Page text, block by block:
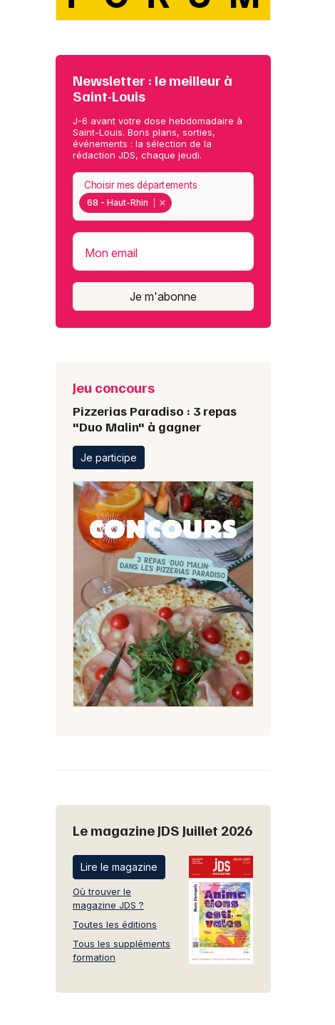
Newsletter : le meilleur à
Saint-Louis
J-6 avant votre dose hebdomadaire à
Saint-Louis. Bons plans, sorties,
événements : la sélection de la
rédaction JDS, chaque jeudi.
68 - Haut-Rhin
Choisir mes départements
Mon email
Je m'abonne
Jeu concours
Pizzerias Paradiso : 3 repas
"Duo Malin" à gagner
Je participe
Le magazine JDS Juillet 2026
Lire le magazine
Où trouver le
magazine JDS ?
Toutes les éditions
Tous les suppléments
formation